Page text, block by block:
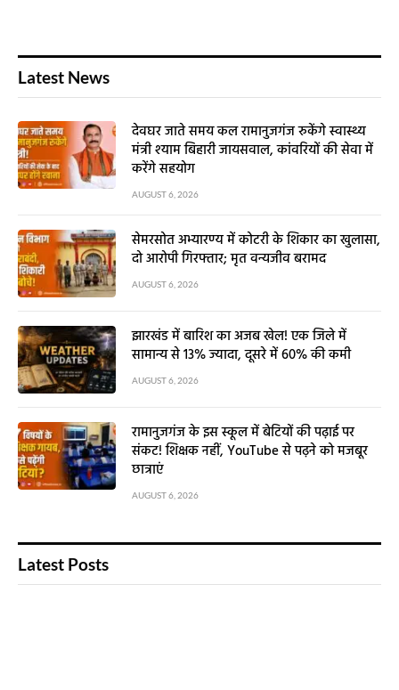
Latest News
देवघर जाते समय कल रामानुजगंज रुकेंगे स्वास्थ्य
मंत्री श्याम बिहारी जायसवाल, कांवरियों की सेवा में
करेंगे सहयोग
AUGUST 6, 2026
सेमरसोत अभ्यारण्य में कोटरी के शिकार का खुलासा,
दो आरोपी गिरफ्तार; मृत वन्यजीव बरामद
AUGUST 6, 2026
झारखंड में बारिश का अजब खेल! एक जिले में
सामान्य से 13% ज्यादा, दूसरे में 60% की कमी
AUGUST 6, 2026
रामानुजगंज के इस स्कूल में बेटियों की पढ़ाई पर
संकट! शिक्षक नहीं, YouTube से पढ़ने को मजबूर
छात्राएं
AUGUST 6, 2026
Latest Posts